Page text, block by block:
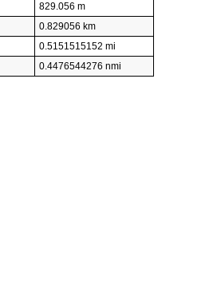
829.056 m
0.829056 km
0.5151515152 mi
0.4476544276 nmi